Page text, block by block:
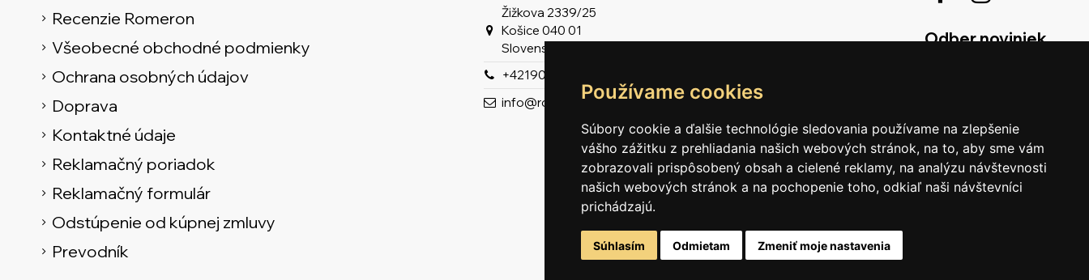
Používame cookies
Súbory cookie a ďalšie technológie sledovania používame na zlepšenie
vášho zážitku z prehliadania našich webových stránok, na to, aby sme vám
zobrazovali prispôsobený obsah a cielené reklamy, na analýzu návštevnosti
našich webových stránok a na pochopenie toho, odkiaľ naši návštevníci
prichádzajú.
Súhlasím Odmietam Zmeniť moje nastavenia
Recenzie Romeron
Všeobecné obchodné podmienky
Ochrana osobných údajov
Doprava
Kontaktné údaje
Reklamačný poriadok
Reklamačný formulár
Odstúpenie od kúpnej zmluvy
Prevodník
Žižkova 2339/25
Košice 040 01
Slovenská republika
+421903963929
info@romeron.sk
Odber noviniek